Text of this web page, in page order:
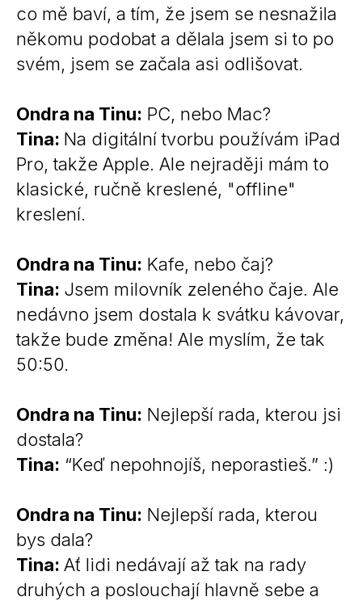
co mě baví, a tím, že jsem se nesnažila
někomu podobat a dělala jsem si to po
svém, jsem se začala asi odlišovat.
Ondra na Tinu: PC, nebo Mac?
Tina: Na digitální tvorbu používám iPad
Pro, takže Apple. Ale nejraději mám to
klasické, ručně kreslené, "offline"
kreslení.
Ondra na Tinu: Kafe, nebo čaj?
Tina: Jsem milovník zeleného čaje. Ale
nedávno jsem dostala k svátku kávovar,
takže bude změna! Ale myslím, že tak
50:50.
Ondra na Tinu: Nejlepší rada, kterou jsi
dostala?
Tina: “Keď nepohnojíš, neporastieš.” :)
Ondra na Tinu: Nejlepší rada, kterou
bys dala?
Tina: Ať lidi nedávají až tak na rady
druhých a poslouchají hlavně sebe a